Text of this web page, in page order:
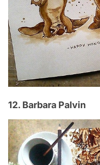
12. Barbara Palvin